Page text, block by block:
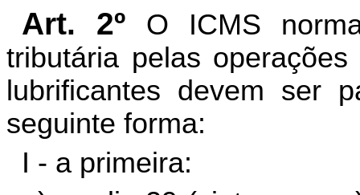
Art. 2º O ICMS
tributária pelas
lubrificantes devem ser
seguinte forma:
I - a primeira: